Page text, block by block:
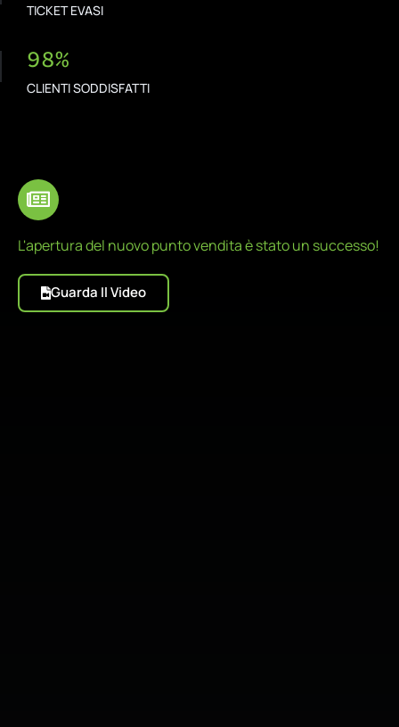
TICKET EVASI
98%
CLIENTI SODDISFATTI
L'apertura del nuovo punto vendita è stato un successo!
Guarda Il Video